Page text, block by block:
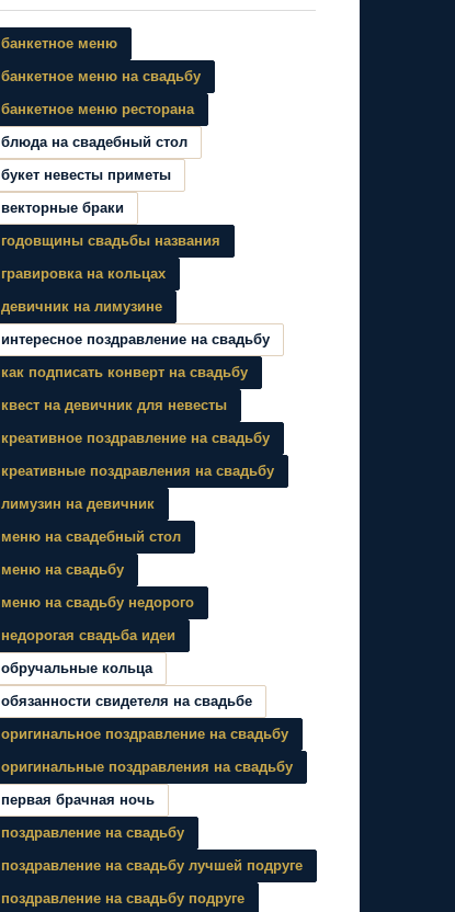
банкетное меню
банкетное меню на свадьбу
банкетное меню ресторана
блюда на свадебный стол
букет невесты приметы
векторные браки
годовщины свадьбы названия
гравировка на кольцах
девичник на лимузине
интересное поздравление на свадьбу
как подписать конверт на свадьбу
квест на девичник для невесты
креативное поздравление на свадьбу
креативные поздравления на свадьбу
лимузин на девичник
меню на свадебный стол
меню на свадьбу
меню на свадьбу недорого
недорогая свадьба идеи
обручальные кольца
обязанности свидетеля на свадьбе
оригинальное поздравление на свадьбу
оригинальные поздравления на свадьбу
первая брачная ночь
поздравление на свадьбу
поздравление на свадьбу лучшей подруге
поздравление на свадьбу подруге